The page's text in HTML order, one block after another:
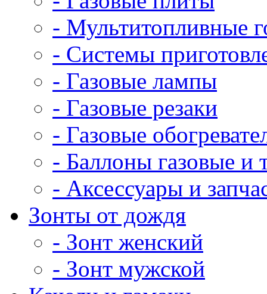
- Мультитопливные
- Системы
- Газовые лампы
- Газовые резаки
- Газовые
- Баллоны газовые и
- Аксессуары и
Зонты от дождя
- Зонт женский
- Зонт мужской